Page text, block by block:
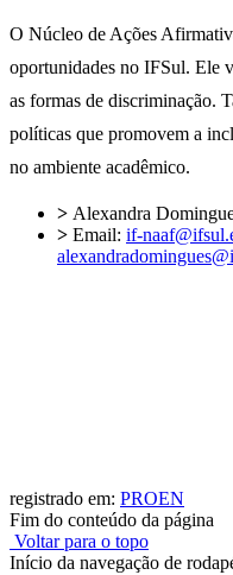
O Núcleo de Ações
oportunidades no IFSul. Ele
as formas de discriminação.
políticas que promovem a
no ambiente acadêmico.
> Alexandra
> Email: if-
registrado em: PROEN
Fim do conteúdo da página
Voltar para o topo
Início da navegação de